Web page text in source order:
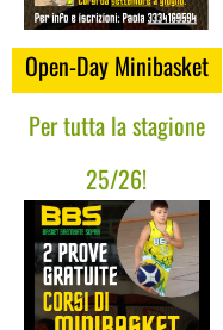
Open-Day Minibasket
Per tutta la stagione
25/26!